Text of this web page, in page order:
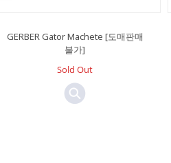
GERBER Gator Machete [도매판매
불가]
Sold Out